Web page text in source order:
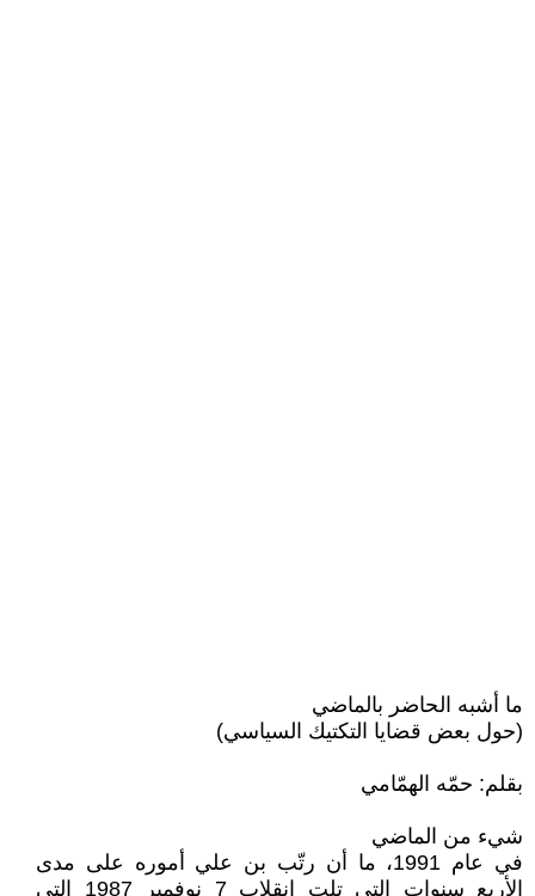
ما أشبه الحاضر بالماضي
(حول بعض قضايا التكتيك السياسي)
بقلم: حمّه الهمّامي
شيء من الماضي
في عام 1991، ما أن رتّب بن علي أموره على مدى
الأربع سنوات التي تلت انقلاب 7 نوفمبر 1987 التي